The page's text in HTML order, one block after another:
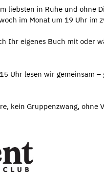
liebsten in Ruhe und ohne
im Monat um 19 Uhr im
Ihr eigenes Buch mit oder
Uhr lesen wir gemeinsam
kein Gruppenzwang, ohne